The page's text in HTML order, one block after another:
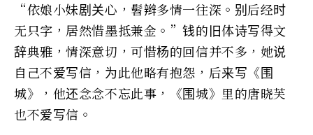
“依娘小妹剧关心，髫辫多情一往深。别后经时
无只字，居然惜墨抵兼金。”钱的旧体诗写得文
辞典雅，情深意切，可惜杨的回信并不多，她说
自己不爱写信，为此他略有抱怨，后来写《围
城》，他还念念不忘此事，《围城》里的唐晓芙
也不爱写信。